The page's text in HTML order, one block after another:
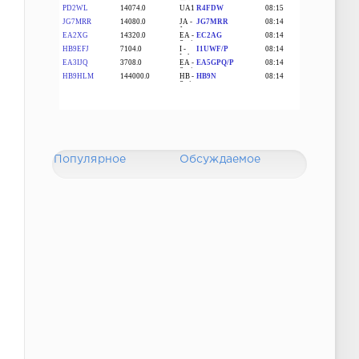
Популярное Обсуждаемое